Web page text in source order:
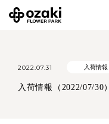
2022.07.31 入荷情報
入荷情報（2022/07/30）